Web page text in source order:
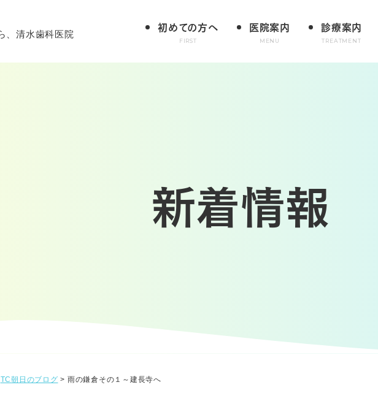
初めての方へ
FIRST
医院案内
MENU
診療案内
TREATMENT
新着情報
TC朝日のブログ > 雨の鎌倉その１～建長寺へ